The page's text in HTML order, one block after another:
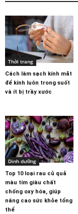
Thời trang
Cách làm sạch kính mắt
để kính luôn trong suốt
và ít bị trầy xước
Dinh dưỡng
Top 10 loại rau củ quả
màu tím giàu chất
chống oxy hóa, giúp
nâng cao sức khỏe tổng
thể